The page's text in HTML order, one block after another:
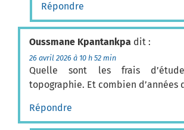
Répondre
Oussmane Kpantankpa dit :
26 avril 2026 à 10 h 52 min
Quelle sont les frais
topographie. Et combien d’années
Répondre